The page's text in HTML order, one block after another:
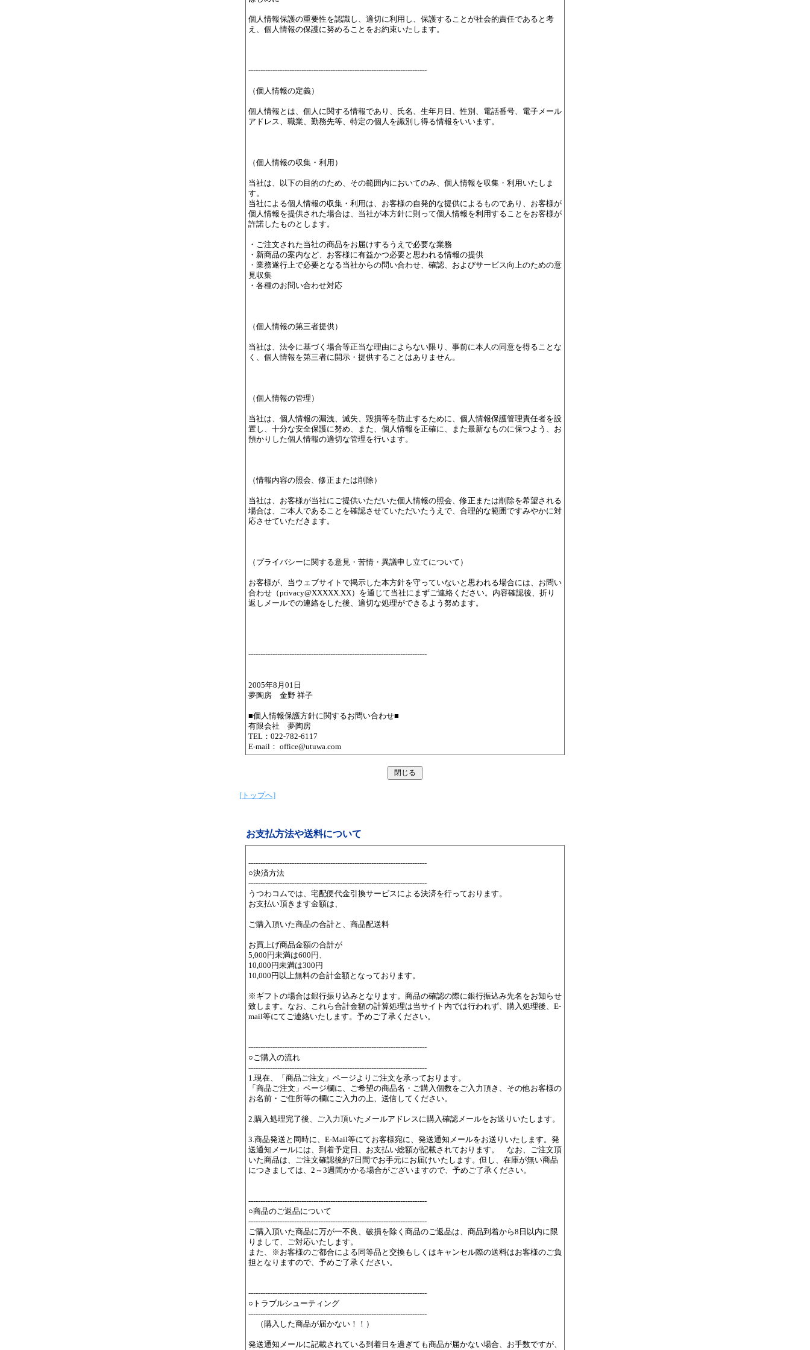
個人情報保護の重要性を認識し、適切に利用し、保護することが社会的責任であると考
え、個人情報の保護に努めることをお約束いたします。
--------------------------------------------------------------------------
（個人情報の定義）
個人情報とは、個人に関する情報であり、氏名、生年月日、性別、電話番号、電子メール
アドレス、職業、勤務先等、特定の個人を識別し得る情報をいいます。
（個人情報の収集・利用）
当社は、以下の目的のため、その範囲内においてのみ、個人情報を収集・利用いたしま
す。
当社による個人情報の収集・利用は、お客様の自発的な提供によるものであり、お客様が
個人情報を提供された場合は、当社が本方針に則って個人情報を利用することをお客様が
許諾したものとします。
・ご注文された当社の商品をお届けするうえで必要な業務
・新商品の案内など、お客様に有益かつ必要と思われる情報の提供
・業務遂行上で必要となる当社からの問い合わせ、確認、およびサービス向上のための意
見収集
・各種のお問い合わせ対応
（個人情報の第三者提供）
当社は、法令に基づく場合等正当な理由によらない限り、事前に本人の同意を得ることな
く、個人情報を第三者に開示・提供することはありません。
（個人情報の管理）
当社は、個人情報の漏洩、滅失、毀損等を防止するために、個人情報保護管理責任者を設
置し、十分な安全保護に努め、また、個人情報を正確に、また最新なものに保つよう、お
預かりした個人情報の適切な管理を行います。
（情報内容の照会、修正または削除）
当社は、お客様が当社にご提供いただいた個人情報の照会、修正または削除を希望される
場合は、ご本人であることを確認させていただいたうえで、合理的な範囲ですみやかに対
応させていただきます。
（プライバシーに関する意見・苦情・異議申し立てについて）
お客様が、当ウェブサイトで掲示した本方針を守っていないと思われる場合には、お問い
合わせ（privacy@XXXXX.XX）を通じて当社にまずご連絡ください。内容確認後、折り
返しメールでの連絡をした後、適切な処理ができるよう努めます。
--------------------------------------------------------------------------
2005年8月01日
夢陶房 金野 祥子
■個人情報保護方針に関するお問い合わせ■
有限会社 夢陶房
TEL：022-782-6117
E-mail： office@utuwa.com
[トップへ]
お支払方法や送料について
--------------------------------------------------------------------------
○決済方法
--------------------------------------------------------------------------
うつわコムでは、宅配便代金引換サービスによる決済を行っております。
お支払い頂きます金額は、
ご購入頂いた商品の合計と、商品配送料
お買上げ商品金額の合計が
5,000円未満は600円、
10,000円未満は300円
10,000円以上無料の合計金額となっております。
※ギフトの場合は銀行振り込みとなります。商品の確認の際に銀行振込み先名をお知らせ
致します。なお、これら合計金額の計算処理は当サイト内では行われず、購入処理後、E-
mail等にてご連絡いたします。予めご了承ください。
--------------------------------------------------------------------------
○ご購入の流れ
--------------------------------------------------------------------------
1.現在、「商品ご注文」ページよりご注文を承っております。
「商品ご注文」ページ欄に、ご希望の商品名・ご購入個数をご入力頂き、その他お客様の
お名前・ご住所等の欄にご入力の上、送信してください。
2.購入処理完了後、ご入力頂いたメールアドレスに購入確認メールをお送りいたします。
3.商品発送と同時に、E-Mail等にてお客様宛に、発送通知メールをお送りいたします。発
送通知メールには、到着予定日、お支払い総額が記載されております。 なお、ご注文頂
いた商品は、ご注文確認後約7日間でお手元にお届けいたします。但し、在庫が無い商品
につきましては、2～3週間かかる場合がございますので、予めご了承ください。
--------------------------------------------------------------------------
○商品のご返品について
--------------------------------------------------------------------------
ご購入頂いた商品に万が一不良、破損を除く商品のご返品は、商品到着から8日以内に限
りまして、ご対応いたします。
また、※お客様のご都合による同等品と交換もしくはキャンセル際の送料はお客様のご負
担となりますので、予めご了承ください。
--------------------------------------------------------------------------
○トラブルシューティング
--------------------------------------------------------------------------
（購入した商品が届かない！！）
発送通知メールに記載されている到着日を過ぎても商品が届かない場合、お手数ですが、